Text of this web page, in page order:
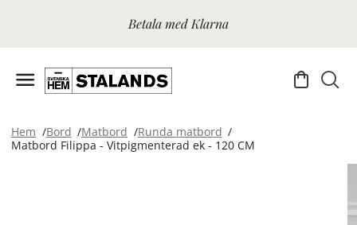
Betala med Klarna
Hem Bord Matbord
Runda matbord
Matbord Filippa - Vitpigmenterad ek - 120 CM